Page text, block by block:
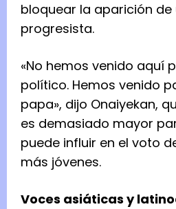
bloquear la aparición
progresista.
«No hemos venido aquí
político. Hemos venido
papa», dijo Onaiyekan,
es demasiado mayor
puede influir en el voto
más jóvenes.
Voces asiáticas y